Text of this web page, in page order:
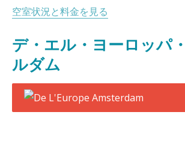
空室状況と料金を見る
デ・エル・ヨーロッパ
ルダム